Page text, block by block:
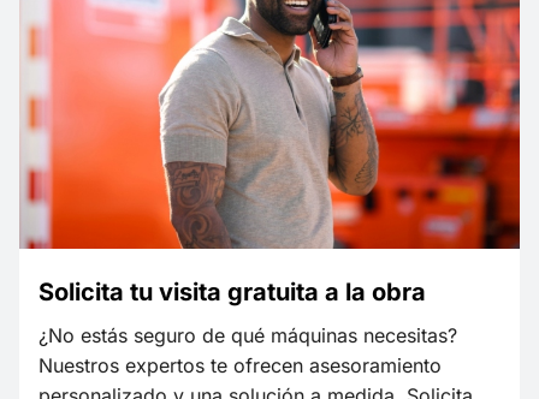
Solicita tu visita gratuita a la obra
¿No estás seguro de qué máquinas necesitas?
Nuestros expertos te ofrecen asesoramiento